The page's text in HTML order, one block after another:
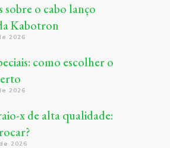
sobre o cabo lanço
Kabotron
2026
como escolher o
2026
x de alta qualidade:
2026